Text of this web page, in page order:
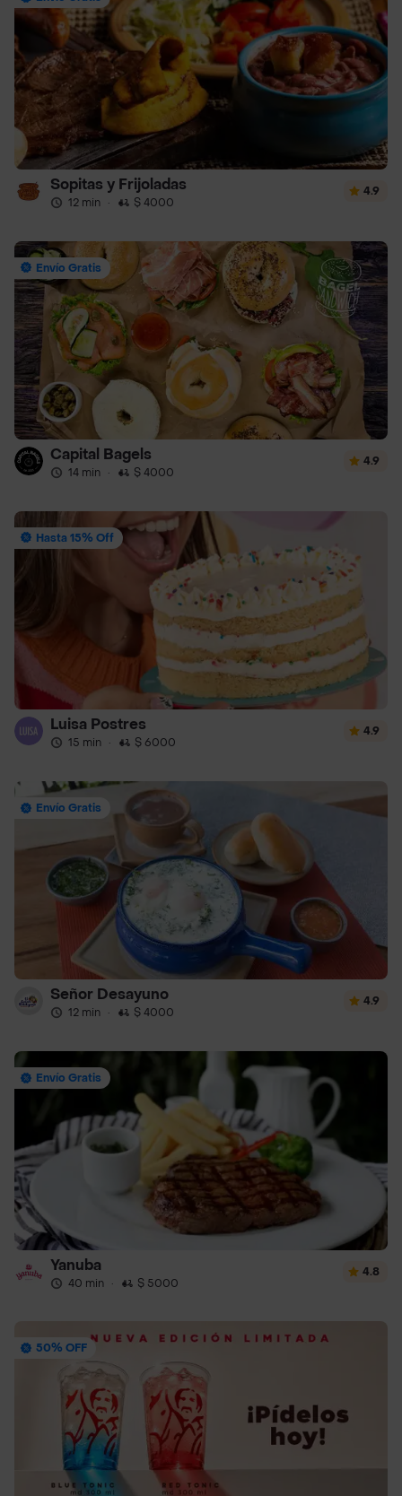
Sopitas y Frijoladas
12 min · $ 4000
4.9
Envío Gratis
Capital Bagels
14 min · $ 4000
4.9
Hasta 15% Off
Luisa Postres
15 min · $ 6000
4.9
Envío Gratis
Señor Desayuno
12 min · $ 4000
4.9
Envío Gratis
Yanuba
40 min · $ 5000
4.8
50% OFF